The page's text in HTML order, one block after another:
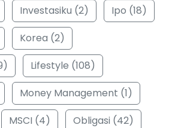
Investasiku (2)
Ipo (18)
Korea (2)
Lifestyle (108)
Money Management (1)
MSCI (4)
Obligasi (42)